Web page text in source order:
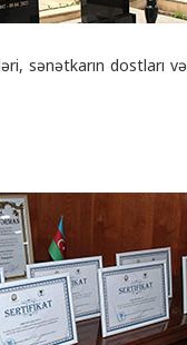
sənətkarın dostları və